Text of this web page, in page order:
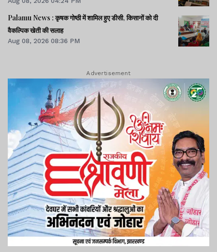
Palamu News : कृषक गोष्ठी में शामिल हुए डीसी, किसानों को दी
वैकल्पिक खेती की सलाह
Aug 08, 2026 08:36 PM
Advertisement